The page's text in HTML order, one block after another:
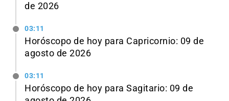
de 2026
03:11
Horóscopo de hoy para Capricornio: 09 de
agosto de 2026
03:11
Horóscopo de hoy para Sagitario: 09 de